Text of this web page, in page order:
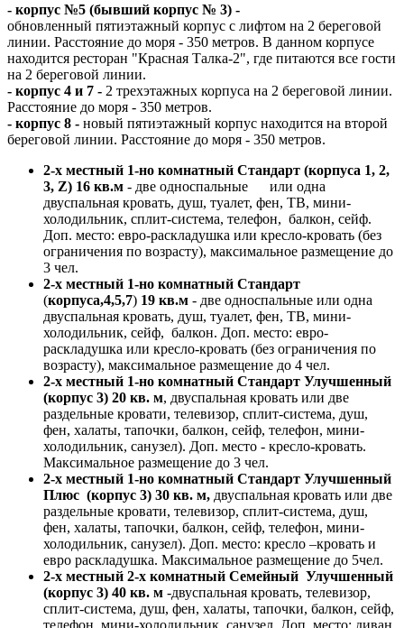
- корпус №5 (бывший корпус № 3) -
обновленный пятиэтажный корпус с лифтом на 2 береговой
линии. Расстояние до моря - 350 метров. В данном корпусе
находится ресторан "Красная Талка-2", где питаются все гости
на 2 береговой линии.
- корпус 4 и 7 - 2 трехэтажных корпуса на 2 береговой линии.
Расстояние до моря - 350 метров.
- корпус 8 - новый пятиэтажный корпус находится на второй
береговой линии. Расстояние до моря - 350 метров.
2-х местный 1-но комнатный Стандарт (корпуса 1, 2,
3, Z) 16 кв.м - две односпальные или одна
двуспальная кровать, душ, туалет, фен, ТВ, мини-
холодильник, сплит-система, телефон, балкон, сейф.
Доп. место: евро-раскладушка или кресло-кровать (без
ограничения по возрасту), максимальное размещение до
3 чел.
2-х местный 1-но комнатный Стандарт
(корпуса,4,5,7) 19 кв.м - две односпальные или одна
двуспальная кровать, душ, туалет, фен, ТВ, мини-
холодильник, сейф, балкон. Доп. место: евро-
раскладушка или кресло-кровать (без ограничения по
возрасту), максимальное размещение до 4 чел.
2-х местный 1-но комнатный Стандарт Улучшенный
(корпус 3) 20 кв. м, двуспальная кровать или две
раздельные кровати, телевизор, сплит-система, душ,
фен, халаты, тапочки, балкон, сейф, телефон, мини-
холодильник, санузел). Доп. место - кресло-кровать.
Максимальное размещение до 3 чел.
2-х местный 1-но комнатный Стандарт Улучшенный
Плюс (корпус 3) 30 кв. м, двуспальная кровать или две
раздельные кровати, телевизор, сплит-система, душ,
фен, халаты, тапочки, балкон, сейф, телефон, мини-
холодильник, санузел). Доп. место: кресло –кровать и
евро раскладушка. Максимальное размещение до 5чел.
2-х местный 2-х комнатный Семейный Улучшенный
(корпус 3) 40 кв. м -двуспальная кровать, телевизор,
сплит-система, душ, фен, халаты, тапочки, балкон, сейф,
телефон, мини-холодильник, санузел. Доп. место: диван